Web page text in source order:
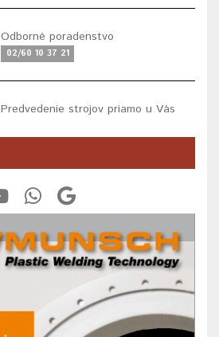
Odborné poradenstvo
02/60 10 37 21
Predvedenie strojov priamo u Vás